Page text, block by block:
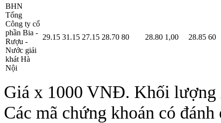
BHN
Tổng
Công ty cổ
phần Bia -
Rượu -
Nước giải
khát Hà
Nội
29.15 31.15 27.15 28.70 80 28.80 1,00 28.85 60
Giá x 1000 VNĐ. Khối lượng
Các mã chứng khoán có